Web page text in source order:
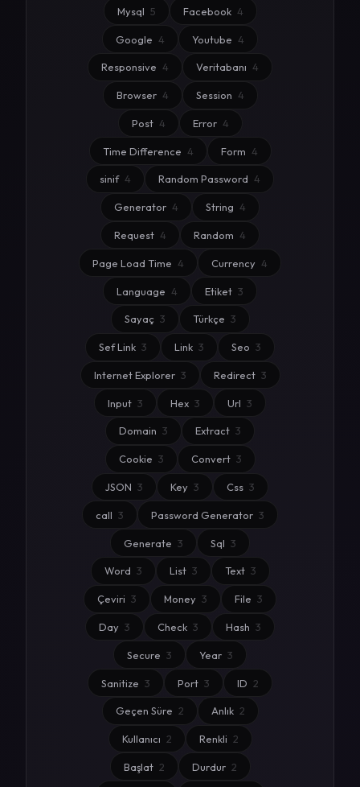
Mysql 5 Facebook 4
Google 4 Youtube 4
Responsive 4 Veritabanı 4
Browser 4 Session 4
Post 4 Error 4
Time Difference 4 Form 4
sinif 4 Random Password 4
Generator 4 String 4
Request 4 Random 4
Page Load Time 4 Currency 4
Language 4 Etiket 3
Sayaç 3 Türkçe 3
Sef Link 3 Link 3 Seo 3
Internet Explorer 3 Redirect 3
Input 3 Hex 3 Url 3
Domain 3 Extract 3
Cookie 3 Convert 3
JSON 3 Key 3 Css 3
call 3 Password Generator 3
Generate 3 Sql 3
Word 3 List 3 Text 3
Çeviri 3 Money 3 File 3
Day 3 Check 3 Hash 3
Secure 3 Year 3
Sanitize 3 Port 3 ID 2
Geçen Süre 2 Anlık 2
Kullanıcı 2 Renkli 2
Başlat 2 Durdur 2